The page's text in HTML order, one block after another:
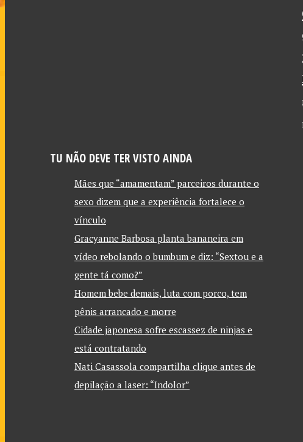
TU NÃO DEVE TER VISTO AINDA
Mães que “amamentam” parceiros durante o
sexo dizem que a experiência fortalece o
vínculo
Gracyanne Barbosa planta bananeira em
vídeo rebolando o bumbum e diz: “Sextou e a
gente tá como?”
Homem bebe demais, luta com porco, tem
pênis arrancado e morre
Cidade japonesa sofre escassez de ninjas e
está contratando
Nati Casassola compartilha clique antes de
depilação a laser: “Indolor”